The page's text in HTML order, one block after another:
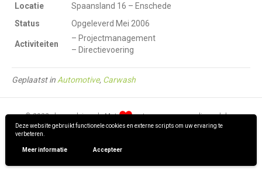
Deze website gebruikt functionele cookies en externe scripts om uw ervaring te
verbeteren.
Meer informatie Accepteer
Locatie
Spaansland 16 – Enschede
Status
Opgeleverd Mei 2006
Activiteiten
– Projectmanagement
– Directievoering
Geplaatst in Automotive, Carwash
© 2022 · hpm-advies.nl · Met ontworpen en gerealiseerd door
Privacy verklaring